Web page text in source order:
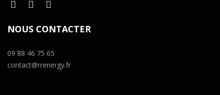
NOUS CONTACTER
09 88 46 75 65
contact@rrenergy.fr